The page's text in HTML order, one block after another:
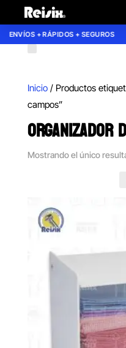
ENVÍOS + RÁPIDOS + SEGUROS
Inicio/ Productos
campos”
ORGANIZADOR
Mostrando el único